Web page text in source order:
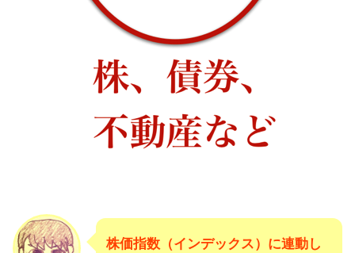
株価指数（インデックス）に連動し